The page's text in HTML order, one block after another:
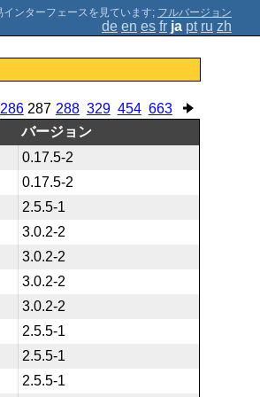
; フルバージョン
de en es fr ja pt ru zh
286 287 288 329 454 663
バージョン
0.17.5-2
0.17.5-2
2.5.5-1
3.0.2-2
3.0.2-2
3.0.2-2
3.0.2-2
2.5.5-1
2.5.5-1
2.5.5-1